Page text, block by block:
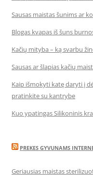
Sausas maistas šunims ar
Blogas kvapas iš šuns
Kačių mityba – ką svarbu
Sausas ar šlapias kačių
Kaip išmokyti katę daryti į
pratinkite su kantrybe
Kuo ypatingas Silikoninis
PREKES GYVUNAMS
Geriausias maistas